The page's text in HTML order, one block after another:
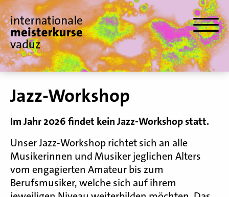
Jazz-Workshop
Im Jahr 2026 findet kein Jazz-Workshop statt.
Unser Jazz-Workshop richtet sich an alle
Musikerinnen und Musiker jeglichen Alters
vom engagierten Amateur bis zum
Berufsmusiker, welche sich auf ihrem